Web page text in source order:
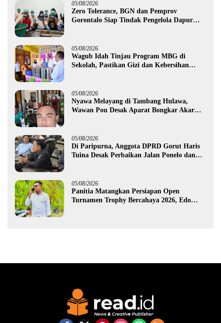
05/08/2026
Zero Tolerance, BGN dan Pemprov
Gorontalo Siap Tindak Pengelola Dapur
05/08/2026
Wagub Idah Tinjau Program MBG di
Sekolah, Pastikan Gizi dan Kebersihan
05/08/2026
Nyawa Melayang di Tambang Hulawa,
Wawan Pou Desak Aparat Bongkar Akar
05/08/2026
Di Paripurna, Anggota DPRD Gorut Haris
Tuina Desak Perbaikan Jalan Ponelo dan
05/08/2026
Panitia Matangkan Persiapan Open
Turnamen Trophy Bercahaya 2026, Edo